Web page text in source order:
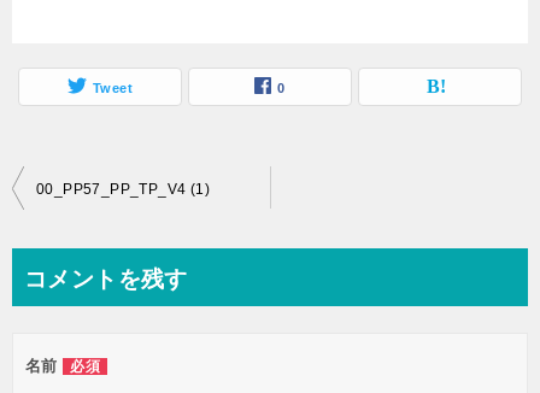
Tweet 0
投
ビ
ー
00_PP57_PP_TP_V4 (1)
コメントを残す
名前 必須